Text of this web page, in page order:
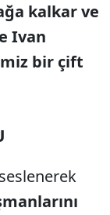
kalkar ve
Ivan
bir çift